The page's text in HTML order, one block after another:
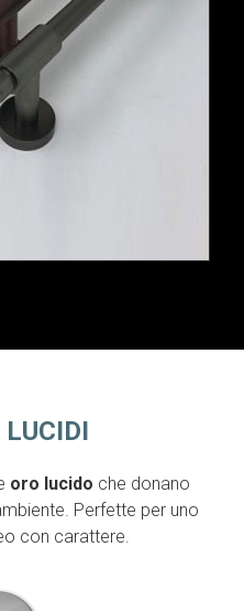
LUCIDI
oro lucido che donano
Perfette per uno
con carattere.